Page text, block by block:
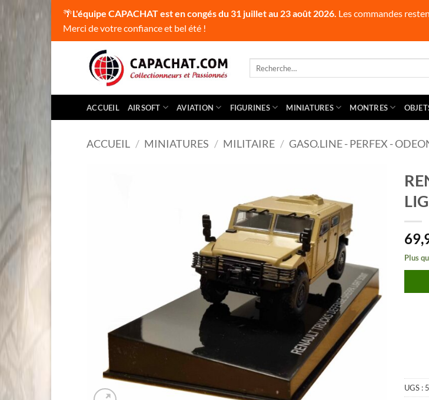
🌴L'équipe CAPACHAT est en congés du 31 juillet au 23 août 2026. Les commandes
Merci de votre confiance et bel été !
ACCUEIL AIRSOFT AVIATION FIGURINES MINIATURES MONTRES
ACCUEIL / MINIATURES / MILITAIRE / GASO.LINE - PERFEX -
Plus
UGS :